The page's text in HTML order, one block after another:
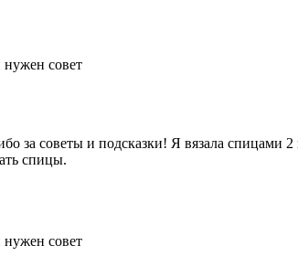
нужен совет
за советы и подсказки! Я вязала спицами
спицы.
нужен совет